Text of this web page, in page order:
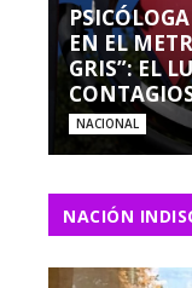
EN EL
GRIS”: EL
NACIONAL
NACIÓN